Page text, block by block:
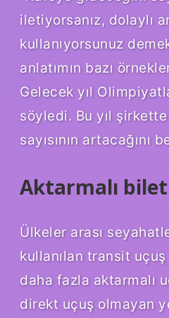
iletiyorsanız, dolaylı
kullanıyorsunuz
anlatımın bazı
Gelecek yıl
söyledi. Bu yıl
sayısının artacağını
Aktarmalı
Ülkeler arası
kullanılan transit
daha fazla aktarmalı
direkt uçuş olmayan